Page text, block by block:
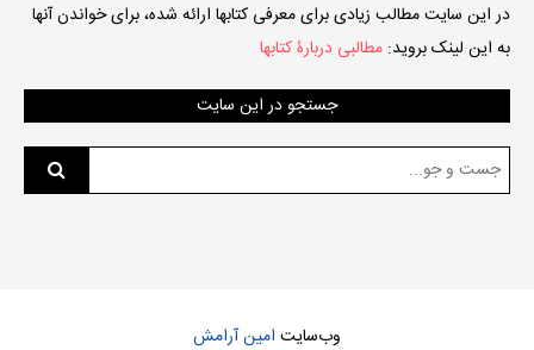
در این سایت مطالب زیادی برای معرفی کتابها ارائه شده، برای خواندن آنها
به این لینک بروید: مطالبی دربارۀ کتابها
جستجو در این سایت
جست
وب‌سایت امین آرامش